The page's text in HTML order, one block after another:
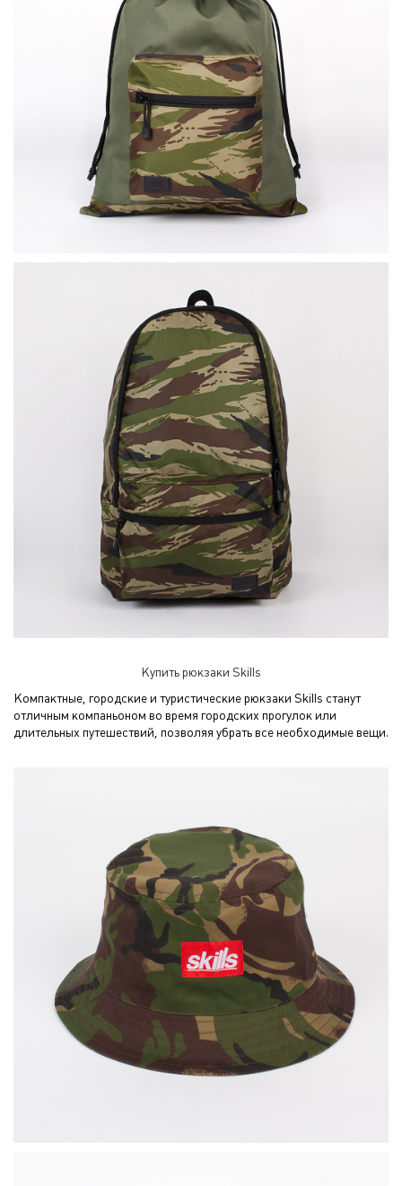
Купить рюкзаки Skills
Компактные, городские и туристические рюкзаки Skills станут
отличным компаньоном во время городских прогулок или
длительных путешествий, позволяя убрать все необходимые вещи.